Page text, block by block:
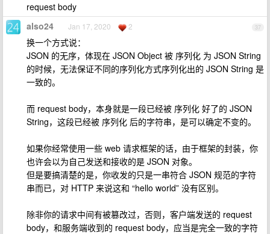
request body
37
also24 Jan 17, 2020 2
换一个方式说：
JSON 的无序，体现在 JSON Object 被 序列化 为 JSON String
的时候，无法保证不同的序列化方式序列化出的 JSON String 是
一致的。
而 request body，本身就是一段已经被 序列化 好了的 JSON
String，这段已经被 序列化 后的字符串，是可以确定不变的。
如果你经常使用一些 web 请求框架的话，由于框架的封装，你
也许会以为自己发送和接收的是 JSON 对象。
但是要搞清楚的是，你收发的只是一串符合 JSON 规范的字符
串而已，对 HTTP 来说这和 “hello world” 没有区别。
除非你的请求中间有被篡改过，否则，客户端发送的 request
body，和服务端收到的 request body，应当是完全一致的字符